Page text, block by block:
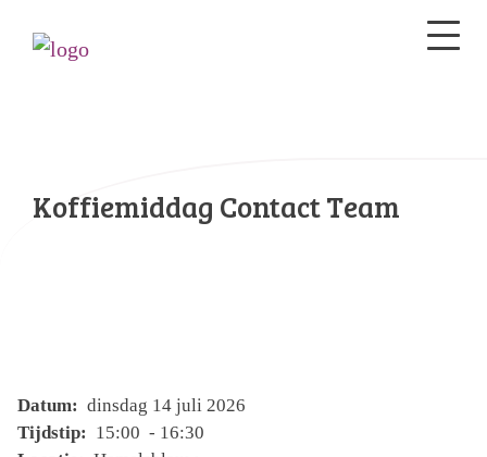
Koffiemiddag Contact Team
Datum: dinsdag 14 juli 2026
Tijdstip: 15:00 - 16:30